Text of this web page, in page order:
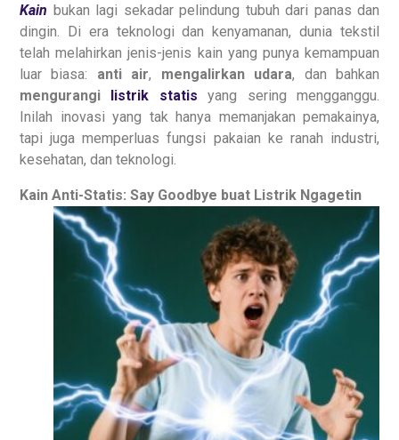
Kain bukan lagi sekadar pelindung tubuh dari panas dan
dingin. Di era teknologi dan kenyamanan, dunia tekstil
telah melahirkan jenis-jenis kain yang punya kemampuan
luar biasa: anti air, mengalirkan udara, dan bahkan
mengurangi listrik statis yang sering mengganggu.
Inilah inovasi yang tak hanya memanjakan pemakainya,
tapi juga memperluas fungsi pakaian ke ranah industri,
kesehatan, dan teknologi.
Kain Anti-Statis: Say Goodbye buat Listrik Ngagetin